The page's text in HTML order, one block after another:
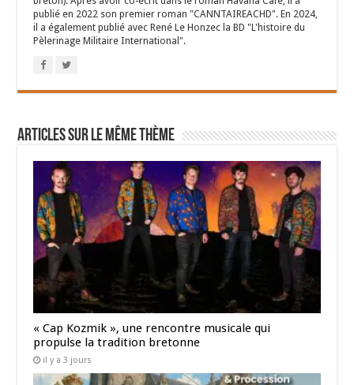
publié en 2022 son premier roman "CANNTAIREACHD". En 2024,
il a également publié avec René Le Honzec la BD "L'histoire du
Pèlerinage Militaire International".
Articles sur le même thème
« Cap Kozmik », une rencontre musicale qui
propulse la tradition bretonne
il y a 3 jours